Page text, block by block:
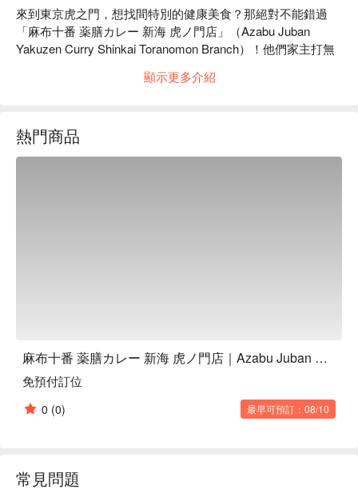
來到東京虎之門，想找間特別的健康美食？那絕對不能錯過
「麻布十番 薬膳カレー 新海 虎ノ門店」（Azabu Juban
Yakuzen Curry Shinkai Toranomon Branch）！他們家主打無
過17種精選香料，用長時間慢熬洋蔥和番茄，把食材的鮮甜濃
克、碳水化合物減少85%，讓你吃得健康又飽足。店家七款藥
膳咖哩中，更有三款是純植物配方，蔬食或純素朋友都能安心
【口碑好評】
在Google上獲得4.4星高分好評的「麻布十番 薬膳カレー 新海
虎ノ門店」，是許多饕客來到神谷町虎之門一帶必訪的口袋名
單。許多顧客都稱讚這裡有著時尚酒吧的氛圍，用餐環境非常
辣帶勁，搭配蔬菜的鮮甜，讓人吃得津津有味。更棒的是，午
餐還能享用無限續加的特製藥膳蔬菜醃漬物，清爽解膩，超級
顯示更多介紹
熱門商品
麻布十番 薬膳カレー 新海 虎ノ門店｜Azabu Juban Medicinal Curry Shinkai Toranomon｜東京神谷町咖哩
免預付訂位
0 (0) 最早可預訂：08/10
常見問題